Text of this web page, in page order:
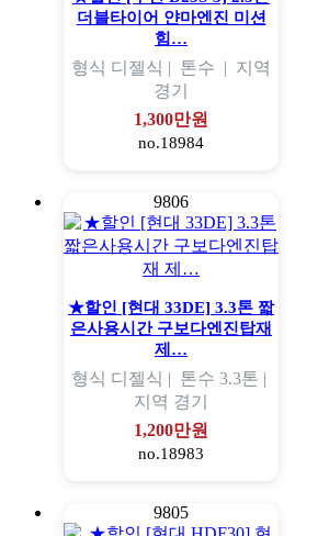
더블타이어 얀마엔진 미션
힘…
형식 디젤식 | 톤수 | 지역
경기
1,300만원
no.18984
9806
★할인 [현대 33DE] 3.3톤 짧
은사용시간 구보다엔진탑재
제…
형식 디젤식 | 톤수 3.3톤 |
지역 경기
1,200만원
no.18983
9805